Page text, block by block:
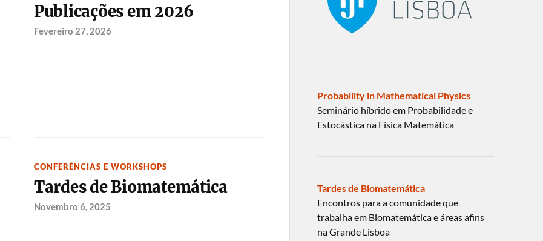
Publicações em 2026
Fevereiro 27, 2026
CONFERÊNCIAS E WORKSHOPS
Tardes de Biomatemática
Novembro 6, 2025
Probability in Mathematical Physics
Seminário híbrido em Probabilidade e
Estocástica na Física Matemática
Tardes de Biomatemática
Encontros para a comunidade que
trabalha em Biomatemática e áreas afins
na Grande Lisboa